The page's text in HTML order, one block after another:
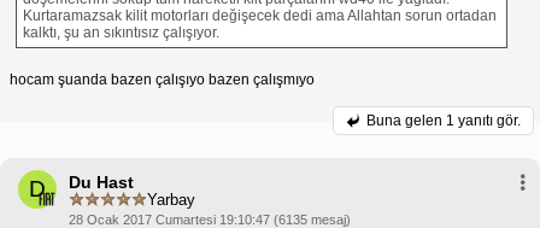
Kurtaramazsak kilit motorları değişecek dedi ama Allahtan sorun ortadan
kalktı, şu an sıkıntısız çalışıyor.
hocam şuanda bazen çalışıyo bazen çalışmıyo
Buna gelen 1 yanıtı gör.
D Du Hast
Yarbay
28 Ocak 2017 Cumartesi 19:10:47 (6135 mesaj)